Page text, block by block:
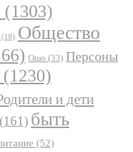
(1303)
(18) Общество
Ошо (33) Персоны
(1230)
и дети
(161) быть
(52)